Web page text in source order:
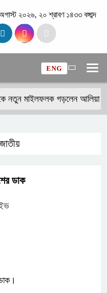
২০২৬, ২০ শ্রাবণ ১৪৩৩ বঙ্গাব্দ
ENG
নতুন মাইলফলক গড়লেন আলিয়া ভাট
জাতীয়
ডাক